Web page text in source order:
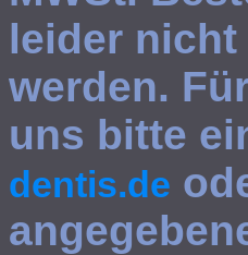
leider nicht
werden.
uns bitte
dentis.de